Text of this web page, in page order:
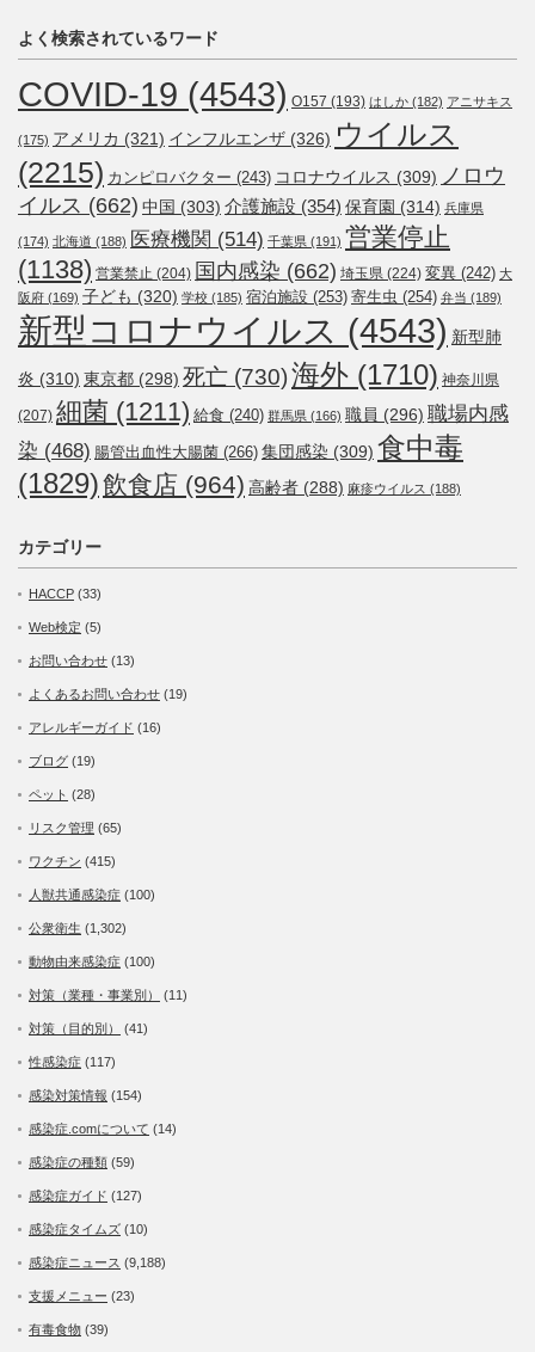
よく検索されているワード
COVID-19 (4543) O157 (193) はしか (182) アニサキス
(175) アメリカ (321) インフルエンザ (326) ウイルス
(2215) カンピロバクター (243) コロナウイルス (309) ノロウ
イルス (662) 中国 (303) 介護施設 (354) 保育園 (314) 兵庫県
(174) 北海道 (188) 医療機関 (514) 千葉県 (191) 営業停止
(1138) 営業禁止 (204) 国内感染 (662) 埼玉県 (224) 変異 (242) 大
阪府 (169) 子ども (320) 学校 (185) 宿泊施設 (253) 寄生虫 (254) 弁当 (189)
新型コロナウイルス (4543) 新型肺
炎 (310) 東京都 (298) 死亡 (730)海外 (1710) 神奈川県
(207) 細菌 (1211) 給食 (240) 群馬県 (166) 職員 (296) 職場内感
染 (468) 腸管出血性大腸菌 (266) 集団感染 (309) 食中毒
(1829)飲食店 (964) 高齢者 (288) 麻疹ウイルス (188)
カテゴリー
HACCP (33)
Web検定 (5)
お問い合わせ (13)
よくあるお問い合わせ (19)
アレルギーガイド (16)
ブログ (19)
ペット (28)
リスク管理 (65)
ワクチン (415)
人獣共通感染症 (100)
公衆衛生 (1,302)
動物由来感染症 (100)
対策（業種・事業別） (11)
対策（目的別） (41)
性感染症 (117)
感染対策情報 (154)
感染症.comについて (14)
感染症の種類 (59)
感染症ガイド (127)
感染症タイムズ (10)
感染症ニュース (9,188)
支援メニュー (23)
有毒食物 (39)